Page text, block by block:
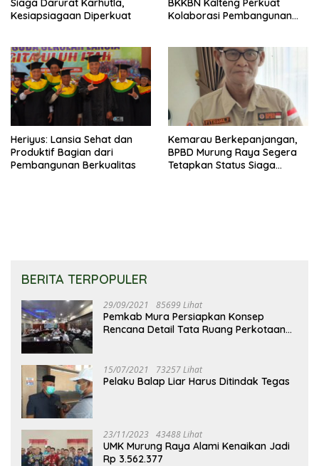
Siaga Darurat Karhutla,
Kesiapsiagaan Diperkuat
BKKBN Kalteng Perkuat
Kolaborasi Pembangunan
Heriyus: Lansia Sehat dan
Produktif Bagian dari
Pembangunan Berkualitas
Kemarau Berkepanjangan,
BPBD Murung Raya Segera
Tetapkan Status Siaga
BERITA TERPOPULER
29/09/2021 85699 Lihat
Pemkab Mura Persiapkan Konsep
Rencana Detail Tata Ruang Perkotaan
15/07/2021 73257 Lihat
Pelaku Balap Liar Harus Ditindak Tegas
23/11/2023 43488 Lihat
UMK Murung Raya Alami Kenaikan Jadi
Rp 3.562.377